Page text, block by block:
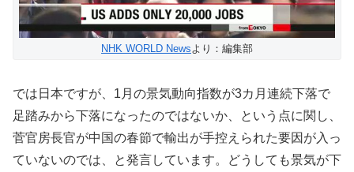
NHK WORLD Newsより：編集部
では日本ですが、1月の景気動向指数が3カ月連続下落で
足踏みから下落になったのではないか、という点に関し、
菅官房長官が中国の春節で輸出が手控えられた要因が入っ
ていないのでは、と発言しています。どうしても景気が下